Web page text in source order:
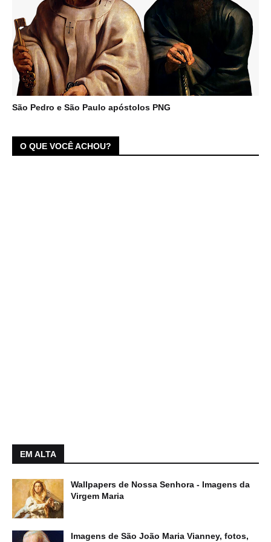
São Pedro e São Paulo apóstolos PNG
O QUE VOCÊ ACHOU?
EM ALTA
Wallpapers de Nossa Senhora - Imagens da
Virgem Maria
Imagens de São João Maria Vianney, fotos,